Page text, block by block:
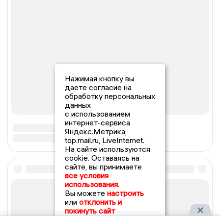
Нажимая кнопку вы
даете согласие на
обработку персональных
данных
с использованием
интернет-сервиса
Яндекс.Метрика,
top.mail.ru, LiveInternet.
На сайте используются
cookie. Оставаясь на
сайте, вы принимаете
все условия
использования.
Вы можете настроить
или отклонить и
покинуть сайт